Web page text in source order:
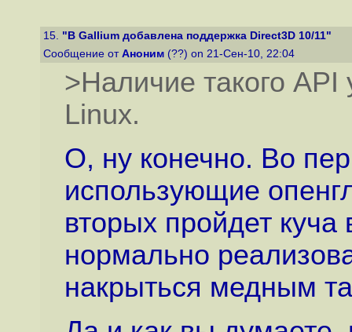
15. "В Gallium добавлена поддержка Direct3D 10/11"
Сообщение от Аноним (??) on 21-Сен-10, 22:04
>Наличие такого API
Linux.
О, ну конечно. Во
использующие
вторых пройдет
нормально
накрыться медным